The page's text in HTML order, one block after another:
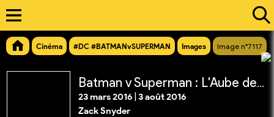
Cinéma #DC #BATMANvSUPERMAN Images Image n°7117
Batman v Superman : L'Aube de la Justice
23 mars 2016 3 août 2016
Zack Snyder